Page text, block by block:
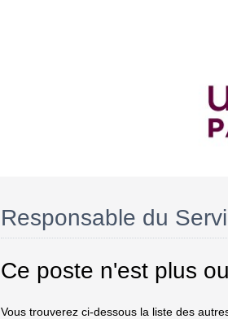
Responsable du
Ce poste n'est plus
Vous trouverez ci-dessous la liste des